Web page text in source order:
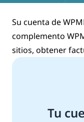
Su cuenta de
complemento
sitios, obtener
Tu